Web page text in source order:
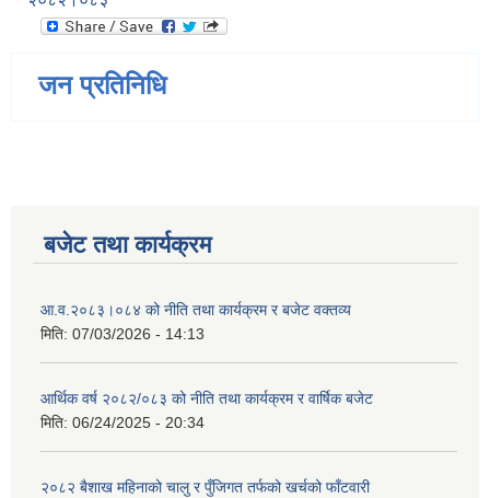
जन प्रतिनिधि
बजेट तथा कार्यक्रम
आ.व.२०८३।०८४ को नीति तथा कार्यक्रम र बजेट वक्तव्य
मिति: 07/03/2026 - 14:13
आर्थिक वर्ष २०८२/०८३ को नीति तथा कार्यक्रम र वार्षिक बजेट
मिति: 06/24/2025 - 20:34
२०८२ बैशाख महिनाको चालु र पुँजिगत तर्फको खर्चको फाँटवारी